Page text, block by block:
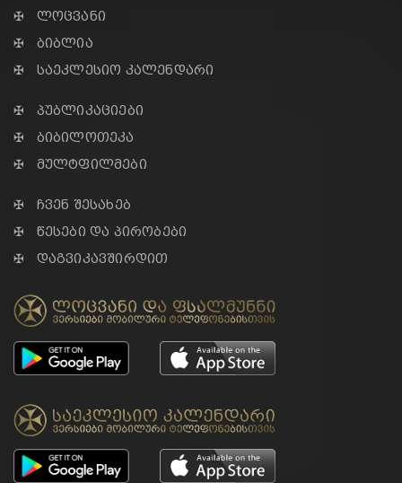
✠ ლოცვანი
✠ ბიბლია
✠ საეკლესიო კალენდარი
✠ პუბლიკაციები
✠ ბიბილოთეკა
✠ მულტფილმები
✠ ჩვენ შესახებ
✠ წესები და პირობები
✠ დაგვიკავშირდით